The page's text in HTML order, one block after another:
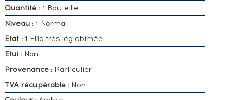
Quantité :1 Bouteille
Niveau :1 Normal
Etat :1 Etiq très lég abimée
Etui :Non
Provenance :Particulier
TVA récupérable :Non